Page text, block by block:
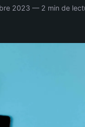
2023 — 2 min de